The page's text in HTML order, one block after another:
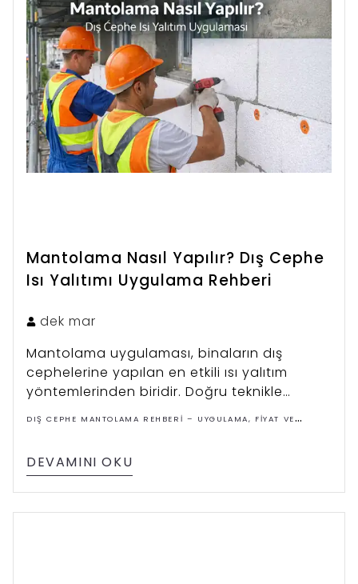
Mantolama Nasıl Yapılır? Dış Cephe
Isı Yalıtımı Uygulama Rehberi
dek mar
Mantolama uygulaması, binaların dış
cephelerine yapılan en etkili ısı yalıtım
yöntemlerinden biridir. Doğru teknikle
yapılan mantolama hem enerji tasarrufu
sağlar hem de yapıların ömrünü uzatır.
DIŞ CEPHE MANTOLAMA REHBERI – UYGULAMA, FIYAT VE
DEVAMINI OKU